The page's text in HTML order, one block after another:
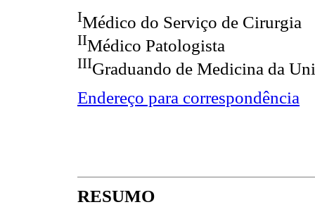
IMédico do Serviço de Cirurgia
IIMédico Patologista
IIIGraduando de Medicina da
Endereço para correspondência
RESUMO